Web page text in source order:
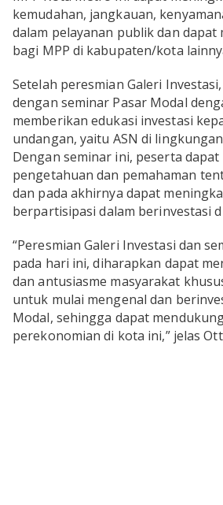
kemudahan, jangkauan,
dalam pelayanan publik dan dapat
bagi MPP di kabupaten/kota
Setelah peresmian Galeri
dengan seminar Pasar Modal
memberikan edukasi investasi
undangan, yaitu ASN di
Dengan seminar ini, peserta
pengetahuan dan pemahaman
dan pada akhirnya dapat
berpartisipasi dalam berinvestasi
“Peresmian Galeri Investasi dan
pada hari ini, diharapkan dapat
dan antusiasme masyarakat
untuk mulai mengenal dan
Modal, sehingga dapat
perekonomian di kota ini,” jelas